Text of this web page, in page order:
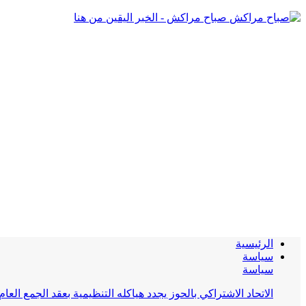
صباح مراكش - الخبر اليقين من هنا
الرئيسية
سياسة
سياسة
الاتحاد الاشتراكي بالحوز يجدد هياكله التنظيمية بعقد الجمع